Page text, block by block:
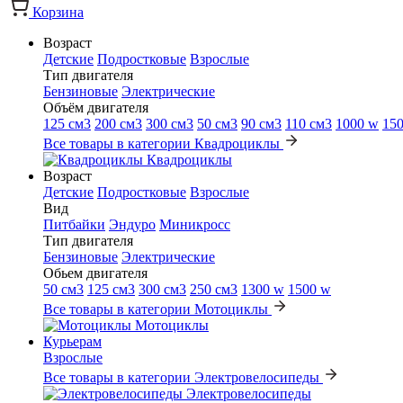
Корзина
Возраст
Детские Подростковые Взрослые
Тип двигателя
Бензиновые Электрические
Объём двигателя
125 см3 200 см3 300 см3 50 см3 90 см3 110 см3 1000 w
Все товары в категории Квадроциклы
Квадроциклы
Возраст
Детские Подростковые Взрослые
Вид
Питбайки Эндуро Миникросс
Тип двигателя
Бензиновые Электрические
Обьем двигателя
50 см3 125 см3 300 см3 250 см3 1300 w 1500 w
Все товары в категории Мотоциклы
Мотоциклы
Курьерам
Взрослые
Все товары в категории Электровелосипеды
Электровелосипеды